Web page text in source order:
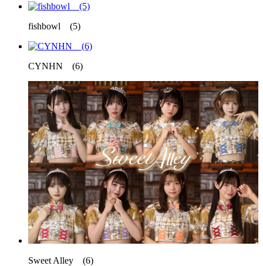
fishbowl (5)
CYNHN (6)
Sweet Alley (6)